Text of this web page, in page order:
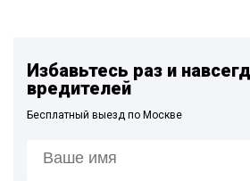
Избавьтесь раз и
вредителей
Бесплатный выезд по Москве